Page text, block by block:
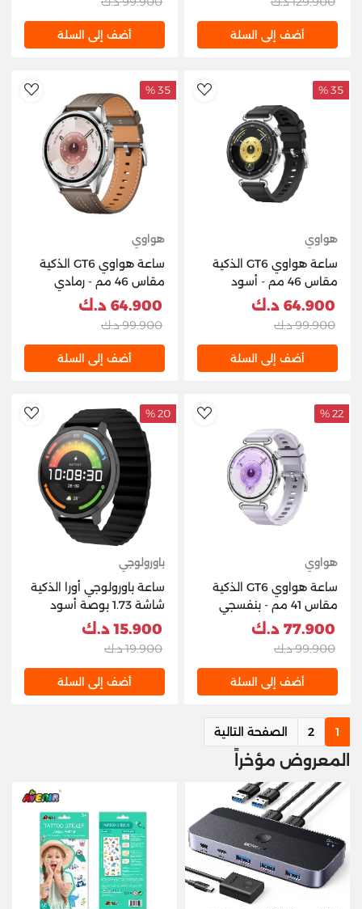
أضف إلى السلة أضف إلى السلة
AddToWishlist
35 %
هواوي
ساعة هواوي GT6 الذكية
مقاس 46 مم - أسود
64.900 د.ك
99.900 د.ك
أضف إلى السلة
35 %
هواوي
ساعة هواوي GT6 الذكية
مقاس 46 مم - رمادي
64.900 د.ك
99.900 د.ك
أضف إلى السلة
AddToWishlist
22 %
هواوي
ساعة هواوي GT6 الذكية
مقاس 41 مم - بنفسجي
77.900 د.ك
99.900 د.ك
أضف إلى السلة
20 %
باورولوجي
ساعة باورولوجي أورا الذكية
شاشة 1.73 بوصة أسود
PSWASW1801HBK
15.900 د.ك
19.900 د.ك
أضف إلى السلة
1
2 الصفحة التالية
المعروض مؤخراً